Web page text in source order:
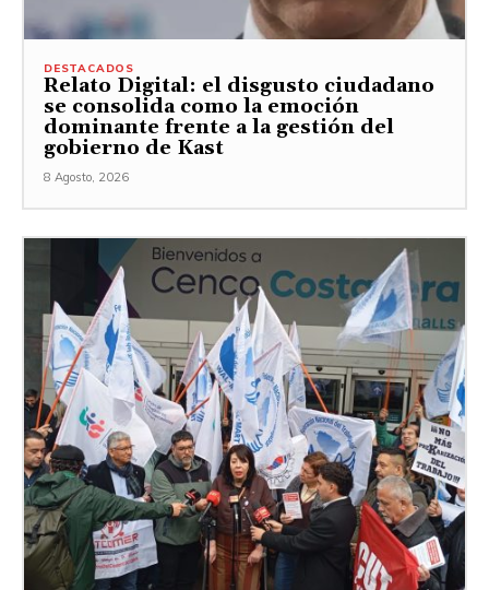
DESTACADOS
Relato Digital: el disgusto ciudadano
se consolida como la emoción
dominante frente a la gestión del
gobierno de Kast
8 Agosto, 2026